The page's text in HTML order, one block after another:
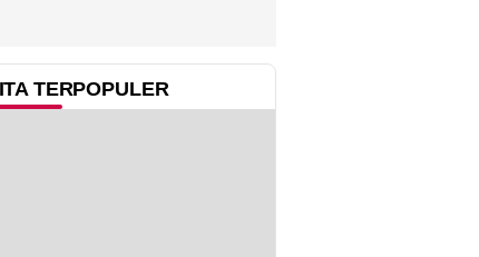
TERPOPULER